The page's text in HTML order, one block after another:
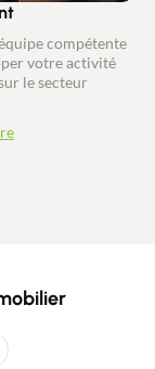
compétente
votre activité
le secteur